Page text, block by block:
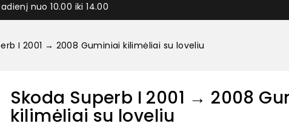
nuo 10.00 iki 14.00
I 2001 → 2008 Guminiai kilimėliai su loveliu
Skoda Superb I 2001 → 2008
kilimėliai su loveliu